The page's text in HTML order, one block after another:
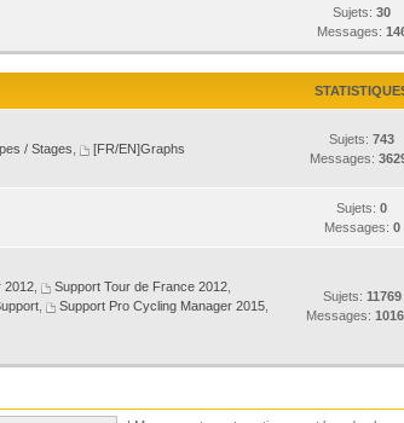
Sujets: 30
Messages:
/ Stages
[FR/EN]Graphs
Sujets: 743
Messages:
Sujets: 0
Messages: 0
2012 Support Tour de France 2012
Support Pro Cycling Manager 2015
Sujets: 11769
Messages: